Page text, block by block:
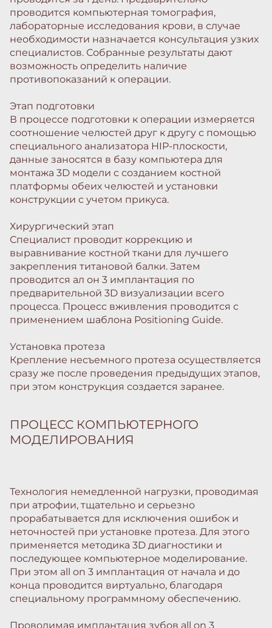
проводится компьютерная томография,
лабораторные исследования крови, в случае
необходимости назначается консультация узких
специалистов. Собранные результаты дают
возможность определить наличие
противопоказаний к операции.
Этап подготовки
В процессе подготовки к операции измеряется
соотношение челюстей друг к другу с помощью
специального анализатора HIP-плоскости,
данные заносятся в базу компьютера для
монтажа 3D модели с созданием костной
платформы обеих челюстей и установки
конструкции с учетом прикуса.
Хирургический этап
Специалист проводит коррекцию и
выравнивание костной ткани для лучшего
закрепления титановой балки. Затем
проводится ал он 3 имплантация по
предварительной 3D визуализации всего
процесса. Процесс вживления проводится с
применением шаблона Positioning Guide.
Установка протеза
Крепление несъемного протеза осуществляется
сразу же после проведения предыдущих этапов,
при этом конструкция создается заранее.
ПРОЦЕСС КОМПЬЮТЕРНОГО
МОДЕЛИРОВАНИЯ
Технология немедленной нагрузки, проводимая
при атрофии, тщательно и серьезно
прорабатывается для исключения ошибок и
неточностей при установке протеза. Для этого
применяется методика 3D диагностики и
последующее компьютерное моделирование.
При этом all on 3 имплантация от начала и до
конца проводится виртуально, благодаря
специальному программному обеспечению.
Проводимая имплантация зубов all on 3